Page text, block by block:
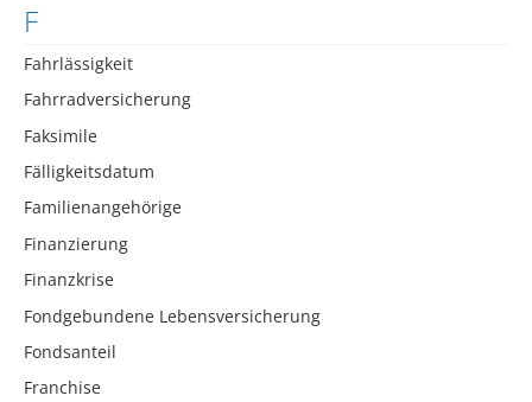
F
Fahrlässigkeit
Fahrradversicherung
Faksimile
Fälligkeitsdatum
Familienangehörige
Finanzierung
Finanzkrise
Fondgebundene Lebensversicherung
Fondsanteil
Franchise